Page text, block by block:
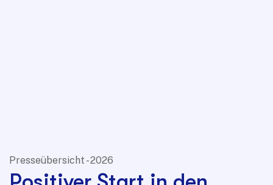
Presseübersicht - 2026